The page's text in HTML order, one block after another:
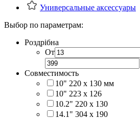
Универсальные аксессуары
Выбор по параметрам:
Роздрібна
От
Совместимость
10" 220 x 130 мм
10" 223 x 126
10.2" 220 x 130
14.1" 304 х 190